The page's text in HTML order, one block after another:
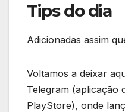
Tips do dia
Adicionadas assim
Voltamos a deixar
Telegram (aplicação
PlayStore), onde